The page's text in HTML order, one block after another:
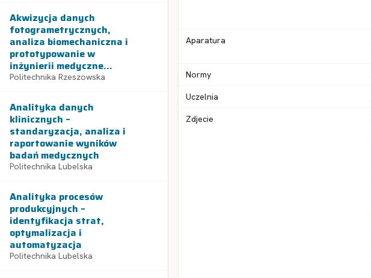
Akwizycja danych
fotogrametrycznych,
analiza biomechaniczna i
prototypowanie w
inżynierii medyczne...
Politechnika Rzeszowska
Analityka danych
klinicznych –
standaryzacja, analiza i
raportowanie wyników
badań medycznych
Politechnika Lubelska
Analityka procesów
produkcyjnych –
identyfikacja strat,
optymalizacja i
automatyzacja
Politechnika Lubelska
Aparatura
Normy
Uczelnia
Zdjecie